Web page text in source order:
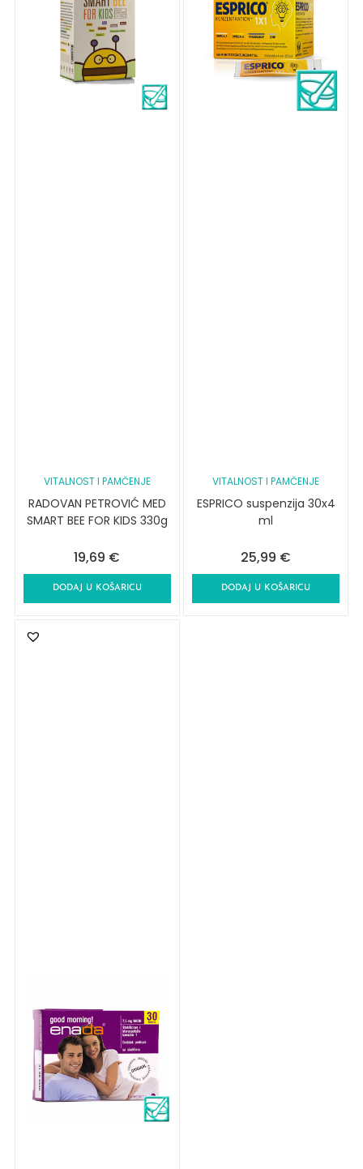
VITALNOST I PAMČENJE
RADOVAN PETROVIĆ MED
SMART BEE FOR KIDS 330g
19,69 €
DODAJ U KOŠARICU
VITALNOST I PAMČENJE
ESPRICO suspenzija 30x4
ml
25,99 €
DODAJ U KOŠARICU